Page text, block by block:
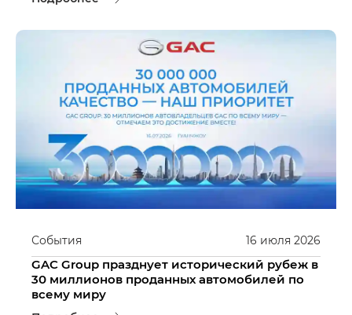
16 июля 2026
События
GAC Group празднует исторический рубеж в
30 миллионов проданных автомобилей по
всему миру